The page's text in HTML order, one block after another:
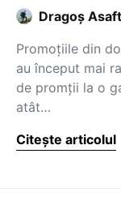
Dragoş
Promoţiile din
au început mai
de promţii la o
atât…
Citește articolul